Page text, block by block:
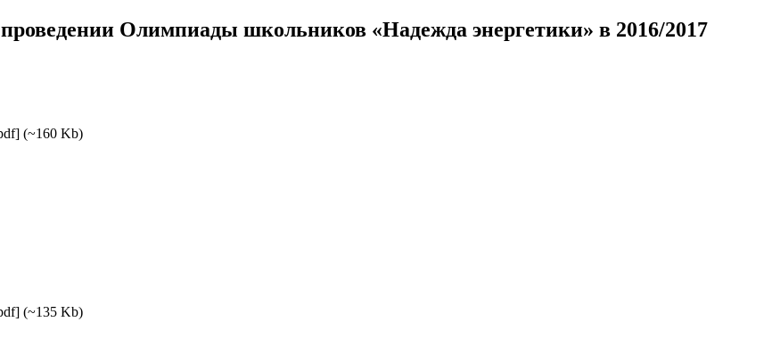
Олимпиады школьников «Надежда энергетики» в 2016/2017
(~160 Kb)
(~135 Kb)